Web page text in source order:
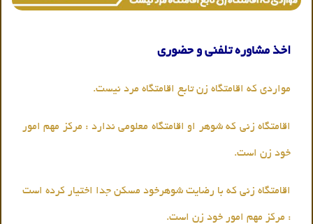
اخذ مشاوره تلفنی و حضوری
مواردی که اقامتگاه زن تابع اقامتگاه مرد نیست.
اقامتگاه زنی که شوهر او اقامتگاه معلومی ندارد : مرکز مهم امور
خود زن است.
اقامتگاه زنی که با رضایت شوهرخود مسکن جدا اختیار کرده است
: مرکز مهم امور خود زن است.